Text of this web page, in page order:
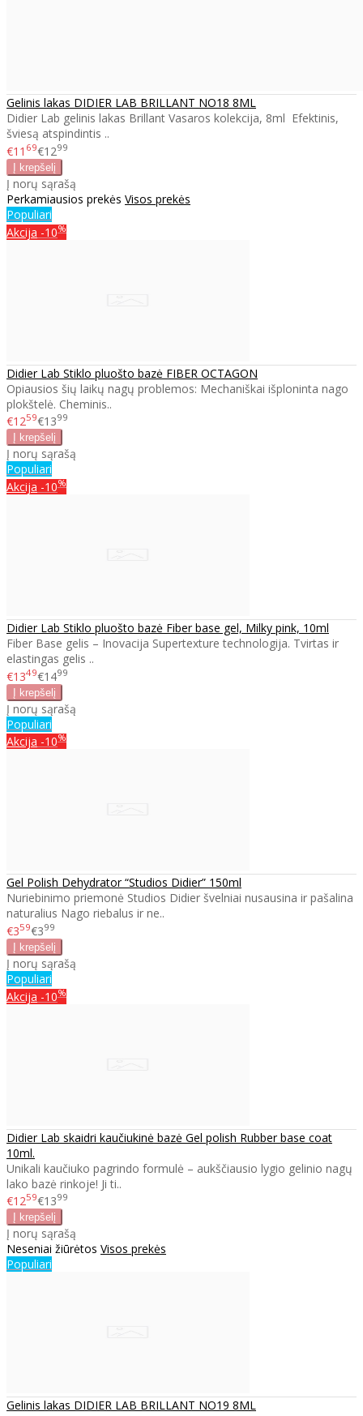
Gelinis lakas DIDIER LAB BRILLANT NO18 8ML
Didier Lab gelinis lakas Brillant Vasaros kolekcija, 8ml Efektinis,
šviesą atspindintis ..
€11 69€1299
Į norų sąrašą
Perkamiausios prekės Visos prekės
Populiari
Akcija -10%
Didier Lab Stiklo pluošto bazė FIBER OCTAGON
Opiausios šių laikų nagų problemos: Mechaniškai išploninta nago
plokštelė. Cheminis..
€1259€1399
Į norų sąrašą
Populiari
Akcija -10%
Didier Lab Stiklo pluošto bazė Fiber base gel, Milky pink, 10ml
Fiber Base gelis – Inovacija Supertexture technologija. Tvirtas ir
elastingas gelis ..
€1349€1499
Į norų sąrašą
Populiari
Akcija -10%
Gel Polish Dehydrator “Studios Didier” 150ml
Nuriebinimo priemonė Studios Didier švelniai nusausina ir pašalina
naturalius Nago riebalus ir ne..
€359€399
Į norų sąrašą
Populiari
Akcija -10%
Didier Lab skaidri kaučiukinė bazė Gel polish Rubber base coat
10ml.
Unikali kaučiuko pagrindo formulė – aukščiausio lygio gelinio nagų
lako bazė rinkoje! Ji ti..
€1259€1399
Į norų sąrašą
Neseniai žiūrėtos Visos prekės
Populiari
Gelinis lakas DIDIER LAB BRILLANT NO19 8ML